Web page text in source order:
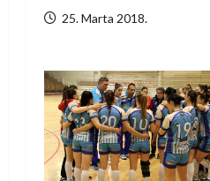
25. Marta 2018.